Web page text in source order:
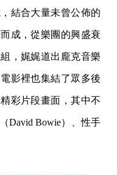
結合大量未曾公佈的
成，從樂團的興盛衰
，娓娓道出龐克音樂
影裡也集結了眾多後
彩片段畫面，其中不
David Bowie）、性手